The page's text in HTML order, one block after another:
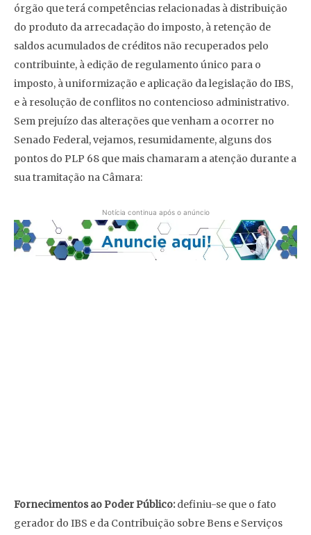
órgão que terá competências relacionadas à distribuição
do produto da arrecadação do imposto, à retenção de
saldos acumulados de créditos não recuperados pelo
contribuinte, à edição de regulamento único para o
imposto, à uniformização e aplicação da legislação do IBS,
e à resolução de conflitos no contencioso administrativo.
Sem prejuízo das alterações que venham a ocorrer no
Senado Federal, vejamos, resumidamente, alguns dos
pontos do PLP 68 que mais chamaram a atenção durante a
sua tramitação na Câmara:
Notícia continua após o anúncio
Fornecimentos ao Poder Público:definiu-se que o fato
gerador do IBS e da Contribuição sobre Bens e Serviços